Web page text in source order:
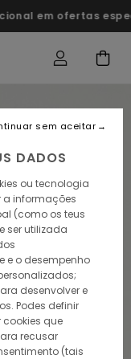
em ofertas
DADOS
ou tecnologia
a informações
(como os teus
ser utilizada
e o desempenho
desenvolver e
Podes definir
que
recusar
(tais
sem aceitar